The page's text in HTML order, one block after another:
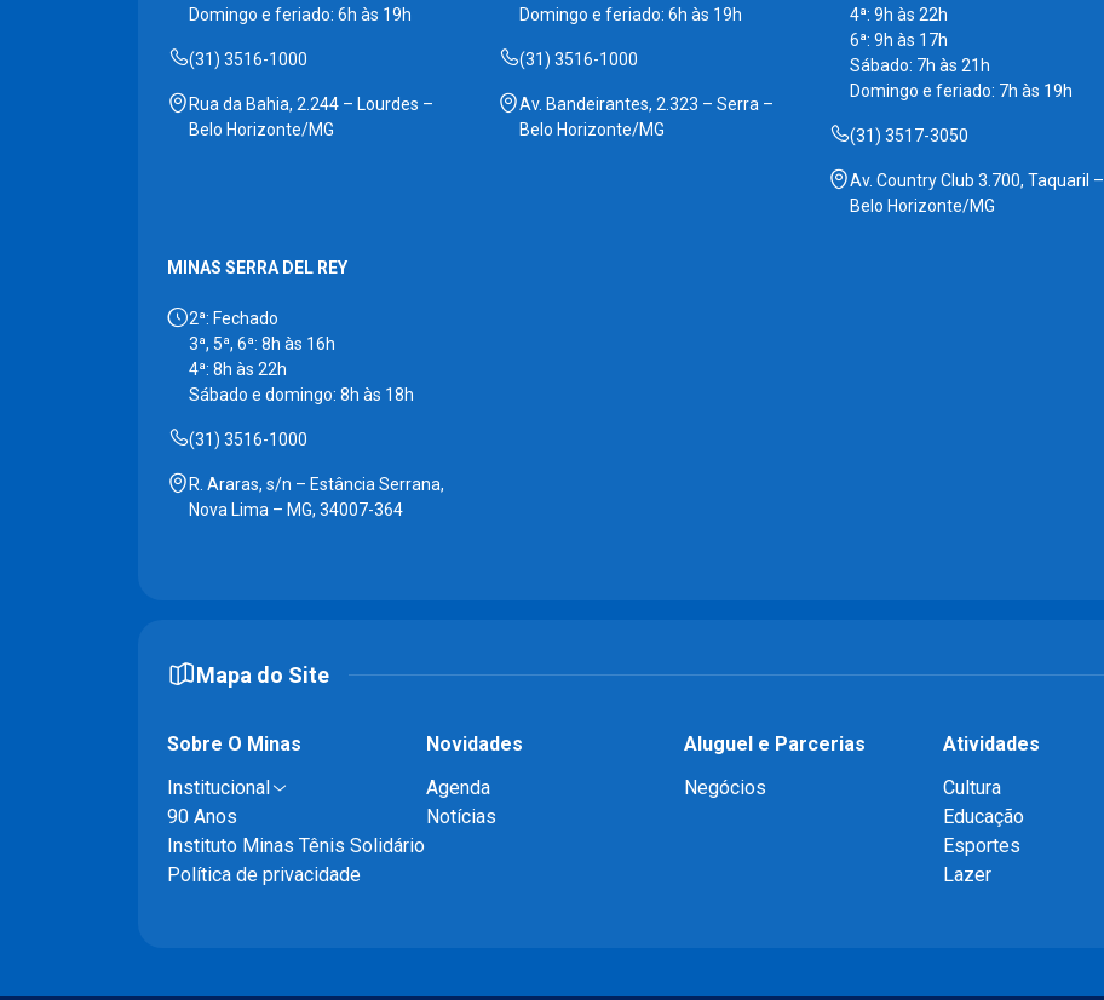
Domingo e feriado: 6h às 19h
(31) 3516-1000
Rua da Bahia, 2.244 – Lourdes –
Belo Horizonte/MG
Domingo e feriado: 6h às 19h
(31) 3516-1000
Av. Bandeirantes, 2.323 – Serra –
Belo Horizonte/MG
4ª: 9h às 22h
6ª: 9h às 17h
Sábado: 7h às 21h
Domingo e feriado: 7h às 19h
(31) 3517-3050
Av. Country Club 3.700, Taquaril –
Belo Horizonte/MG
MINAS SERRA DEL REY
2ª: Fechado
3ª, 5ª, 6ª: 8h às 16h
4ª: 8h às 22h
Sábado e domingo: 8h às 18h
(31) 3516-1000
R. Araras, s/n – Estância Serrana,
Nova Lima – MG, 34007-364
Mapa do Site
Sobre O Minas
Institucional
90 Anos
Instituto Minas Tênis Solidário
Política de privacidade
Novidades
Agenda
Notícias
Aluguel e Parcerias
Negócios
Atividades
Cultura
Educação
Esportes
Lazer